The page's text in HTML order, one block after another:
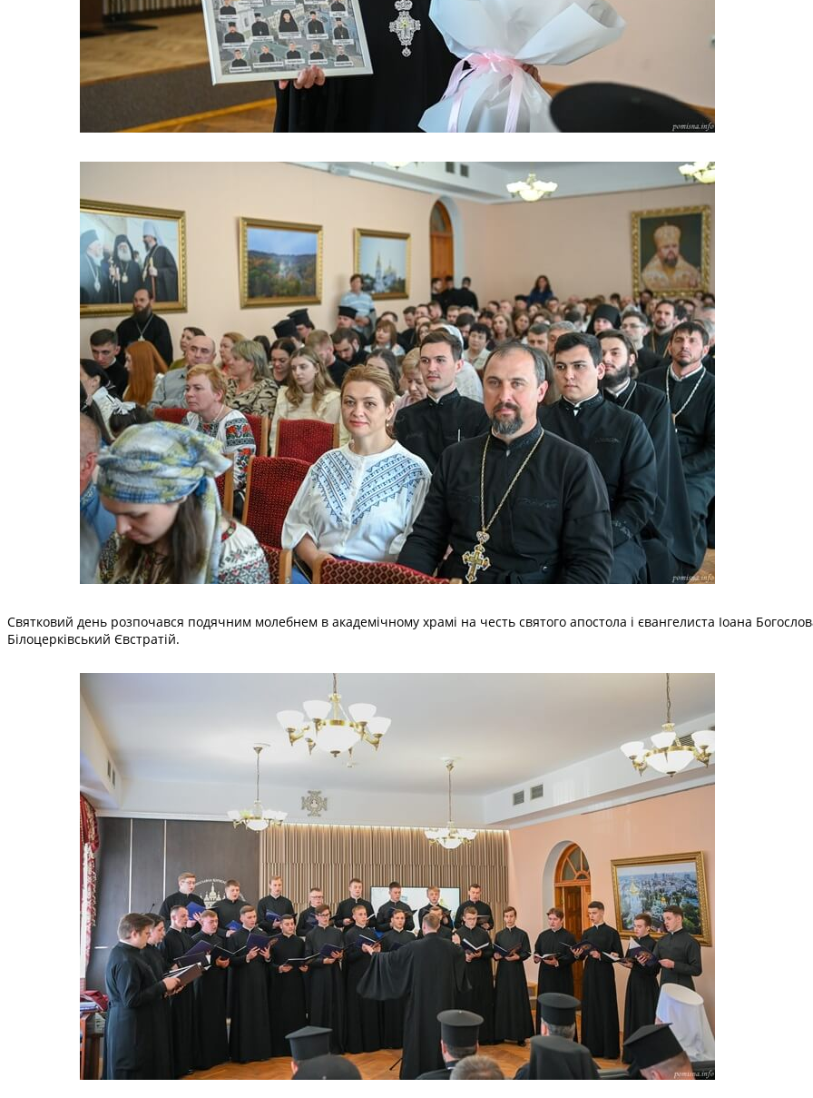
Святковий день розпочався подячним молебнем в академічному храмі на честь святого апостола і євангелиста Іоана
Білоцерківський Євстратій.